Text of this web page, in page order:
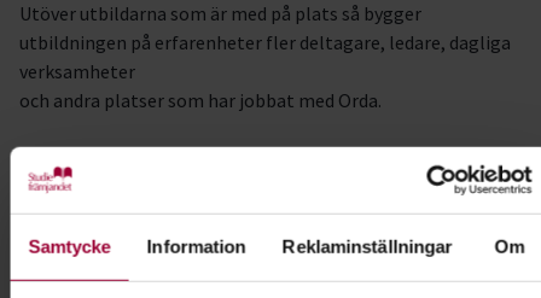
Samtycke Information Reklaminställningar Om
Utöver utbildarna som är med på plats så bygger
utbildningen på erfarenheter fler deltagare, ledare, dagliga
verksamheter
och andra platser som har jobbat med Orda.
Orda och Ohörda ord
Utbildningen är en del av arvsfondsprojektet Ohörda ord.Läs
mer om det och Orda här.